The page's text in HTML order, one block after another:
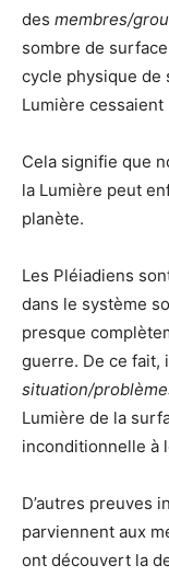
des membres/
sombre de
cycle physique de
Lumière
Cela signifie que
la Lumière peut
planète.
Les Pléiadiens
dans le système
presque
guerre. De ce fait,
situation/
Lumière de la
inconditionnelle à
D’autres preuves
parviennent aux
ont découvert la